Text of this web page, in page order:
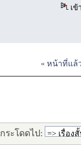
เข้
« หน้าที่แล้
กระโดดไป: